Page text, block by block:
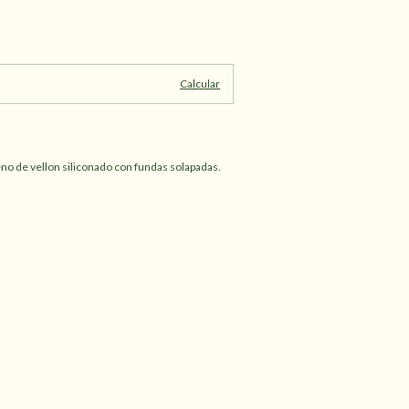
Calcular
de vellon siliconado con fundas solapadas.